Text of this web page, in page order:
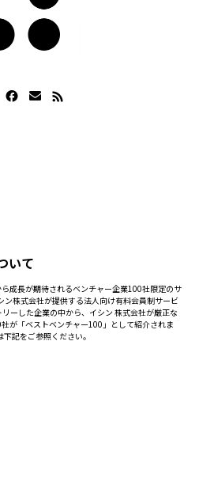
いて
成長が期待されるベンチャー企業100社限定のサ
ン株式会社が提供する法人向け有料会員制サービ
ーした企業の中から、イシン 株式会社が厳正な
が「ベストベンチャー100」として紹介されま
記をご参照ください。